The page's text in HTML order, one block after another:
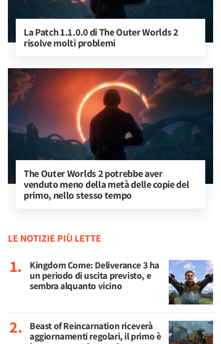
La Patch 1.1.0.0 di The Outer Worlds 2
risolve molti problemi
The Outer Worlds 2 potrebbe aver
venduto meno della metà delle copie del
primo, nello stesso tempo
LE NOTIZIE PIÙ LETTE
Kingdom Come: Deliverance 3 ha
un periodo di uscita previsto, e
sembra alquanto vicino
Beast of Reincarnation riceverà
aggiornamenti regolari, il primo è